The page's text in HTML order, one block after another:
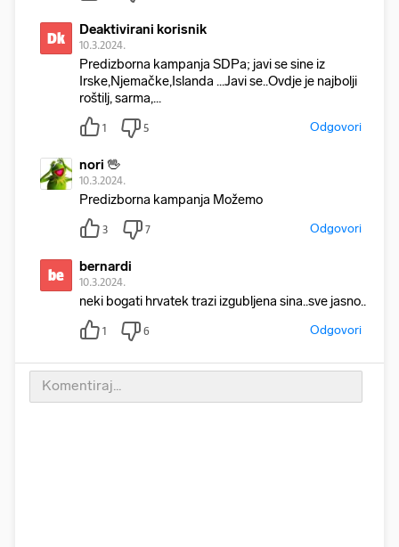
Dk Deaktivirani korisnik
10.3.2024.
Predizborna kampanja SDPa; javi se sine iz
Irske,Njemačke,Islanda ...Javi se..Ovdje je najbolji
roštilj, sarma,...
1 5 Odgovori
nori 🖖
10.3.2024.
Predizborna kampanja Možemo
3 7 Odgovori
be bernardi
10.3.2024.
neki bogati hrvatek trazi izgubljena sina..sve jasno..
1 6 Odgovori